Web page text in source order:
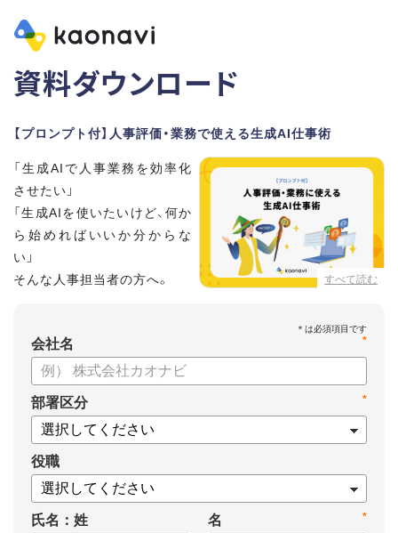
資料ダウンロード
【プロンプト付】人事評価・業務で使える生成AI仕事術
すべて読む
「生成AIで人事業務を効率化
させたい」
「生成AIを使いたいけど、何か
ら始めればいいか分からな
い」
そんな人事担当者の方へ。
本資料では、人事担当者300名の実態調査をもとに現場ですぐ
に役立つ生成AI活用術を紹介しています。
生成AI利用時のポイントや注意事項もまとめているため、これ
から始める方も安心です。評価シートフォーマットの作成や素
案の生成など、コピペで使えるプロンプトも収録！
生成AIを「壁打ち相手」や「作業アシスタント」にして、明日か
らの人事業務を効率化してみませんか？
【資料の内容】
・人事担当者に聞いた「生成AI活用に関する実態調査」
*
会社名
*
部署区分
役職
氏名：姓 *
名